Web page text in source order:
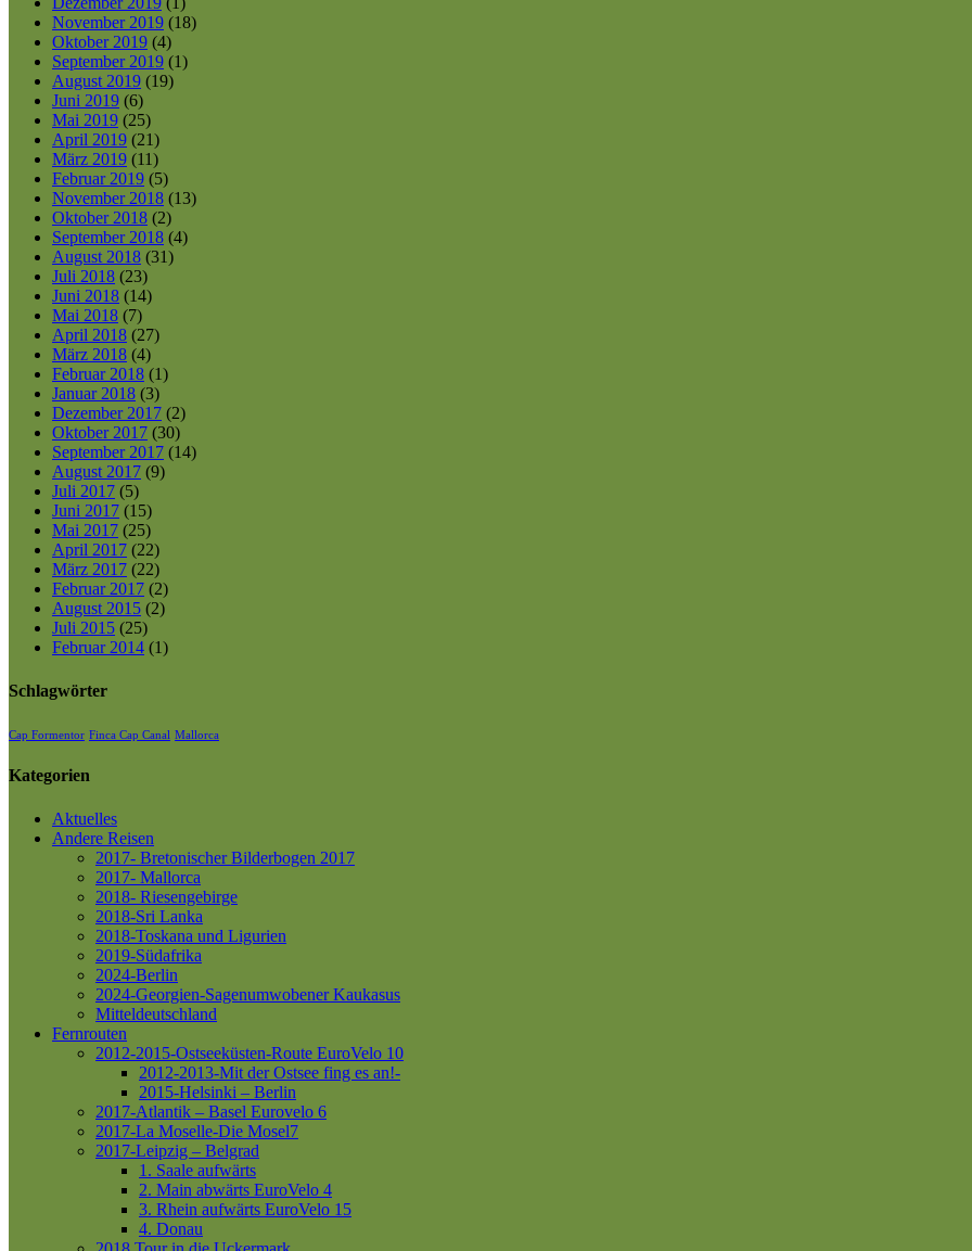
November 2019 (18)
Oktober 2019 (4)
September 2019 (1)
August 2019 (19)
Juni 2019 (6)
Mai 2019 (25)
April 2019 (21)
März 2019 (11)
Februar 2019 (5)
November 2018 (13)
Oktober 2018 (2)
September 2018 (4)
August 2018 (31)
Juli 2018 (23)
Juni 2018 (14)
Mai 2018 (7)
April 2018 (27)
März 2018 (4)
Februar 2018 (1)
Januar 2018 (3)
Dezember 2017 (2)
Oktober 2017 (30)
September 2017 (14)
August 2017 (9)
Juli 2017 (5)
Juni 2017 (15)
Mai 2017 (25)
April 2017 (22)
März 2017 (22)
Februar 2017 (2)
August 2015 (2)
Juli 2015 (25)
Februar 2014 (1)
Schlagwörter
Cap Formentor Finca Cap Canal Mallorca
Kategorien
Aktuelles
Andere Reisen
2017- Bretonischer Bilderbogen 2017
2017- Mallorca
2018- Riesengebirge
2018-Sri Lanka
2018-Toskana und Ligurien
2019-Südafrika
2024-Berlin
2024-Georgien-Sagenumwobener Kaukasus
Mitteldeutschland
Fernrouten
2012-2015-Ostseeküsten-Route EuroVelo 10
2012-2013-Mit der Ostsee fing es an!-
2015-Helsinki – Berlin
2017-Atlantik – Basel Eurovelo 6
2017-La Moselle-Die Mosel7
2017-Leipzig – Belgrad
1. Saale aufwärts
2. Main abwärts EuroVelo 4
3. Rhein aufwärts EuroVelo 15
4. Donau